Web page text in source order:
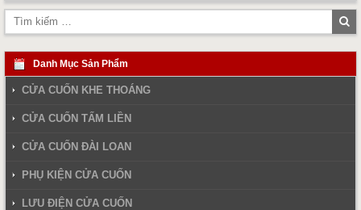
Danh Mục Sản Phẩm
CỬA CUỐN KHE THOÁNG
CỬA CUỐN TẤM LIỀN
CỬA CUỐN ĐÀI LOAN
PHỤ KIỆN CỬA CUỐN
LƯU ĐIỆN CỬA CUỐN